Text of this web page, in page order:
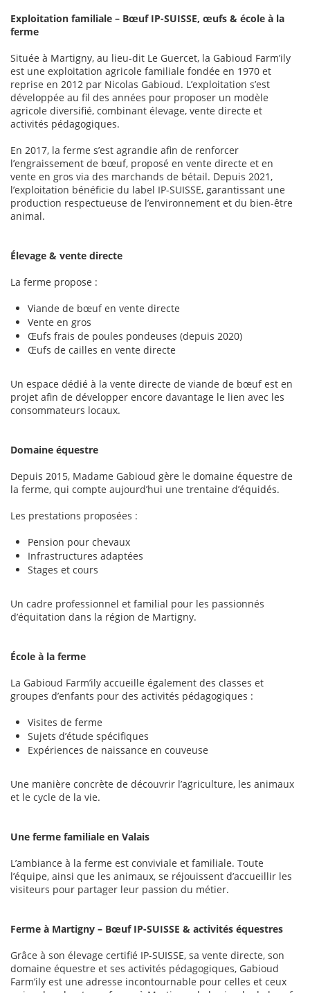
Exploitation familiale – Bœuf IP-SUISSE, œufs & école à la
ferme
Située à Martigny, au lieu-dit Le Guercet, la Gabioud Farm’ily
est une exploitation agricole familiale fondée en 1970 et
reprise en 2012 par Nicolas Gabioud. L’exploitation s’est
développée au fil des années pour proposer un modèle
agricole diversifié, combinant élevage, vente directe et
activités pédagogiques.
En 2017, la ferme s’est agrandie afin de renforcer
l’engraissement de bœuf, proposé en vente directe et en
vente en gros via des marchands de bétail. Depuis 2021,
l’exploitation bénéficie du label IP-SUISSE, garantissant une
production respectueuse de l’environnement et du bien-être
animal.
Élevage & vente directe
La ferme propose :
Viande de bœuf en vente directe
Vente en gros
Œufs frais de poules pondeuses (depuis 2020)
Œufs de cailles en vente directe
Un espace dédié à la vente directe de viande de bœuf est en
projet afin de développer encore davantage le lien avec les
consommateurs locaux.
Domaine équestre
Depuis 2015, Madame Gabioud gère le domaine équestre de
la ferme, qui compte aujourd’hui une trentaine d’équidés.
Les prestations proposées :
Pension pour chevaux
Infrastructures adaptées
Stages et cours
Un cadre professionnel et familial pour les passionnés
d’équitation dans la région de Martigny.
École à la ferme
La Gabioud Farm’ily accueille également des classes et
groupes d’enfants pour des activités pédagogiques :
Visites de ferme
Sujets d’étude spécifiques
Expériences de naissance en couveuse
Une manière concrète de découvrir l’agriculture, les animaux
et le cycle de la vie.
Une ferme familiale en Valais
L’ambiance à la ferme est conviviale et familiale. Toute
l’équipe, ainsi que les animaux, se réjouissent d’accueillir les
visiteurs pour partager leur passion du métier.
Ferme à Martigny – Bœuf IP-SUISSE & activités équestres
Grâce à son élevage certifié IP-SUISSE, sa vente directe, son
domaine équestre et ses activités pédagogiques, Gabioud
Farm’ily est une adresse incontournable pour celles et ceux